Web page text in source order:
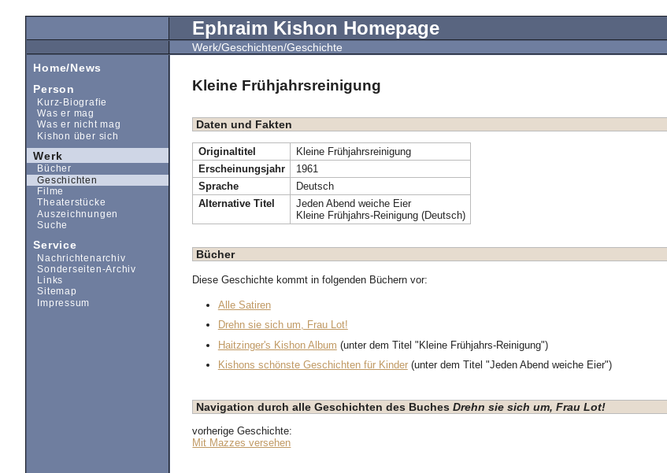
Ephraim Kishon Homepage
Werk/Geschichten/Geschichte
Kleine Frühjahrsreinigung
Daten und Fakten
Originaltitel
Kleine Frühjahrsreinigung
Erscheinungsjahr
1961
Sprache
Deutsch
Alternative Titel
Jeden Abend weiche Eier
Kleine Frühjahrs-Reinigung (Deutsch)
Bücher
Diese Geschichte kommt in folgenden Büchern vor:
Alle Satiren
Drehn sie sich um, Frau Lot!
Haitzinger's Kishon Album (unter dem Titel "Kleine Frühjahrs-Reinigung")
Kishons schönste Geschichten für Kinder(unter dem Titel "Jeden Abend weiche Eier")
Navigation durch alle Geschichten des Buches Drehn sie sich um, Frau Lot!
vorherige Geschichte:
Mit Mazzes versehen
Home/News
Person
Kurz-Biografie
Was er mag
Was er nicht mag
Kishon über sich
Werk
Bücher
Geschichten
Filme
Theaterstücke
Auszeichnungen
Suche
Service
Nachrichtenarchiv
Sonderseiten-Archiv
Links
Sitemap
Impressum